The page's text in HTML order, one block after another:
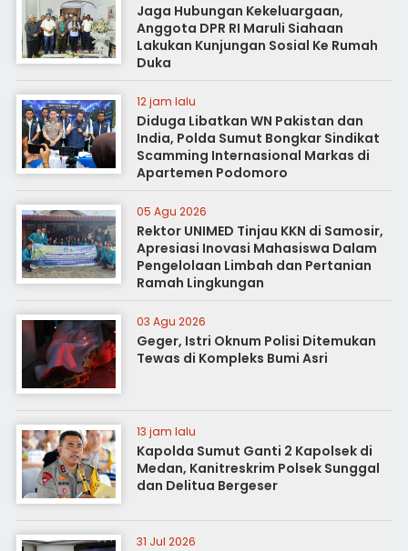
Jaga Hubungan Kekeluargaan,
Anggota DPR RI Maruli Siahaan
Lakukan Kunjungan Sosial Ke Rumah
Duka
12 jam lalu
Diduga Libatkan WN Pakistan dan
India, Polda Sumut Bongkar Sindikat
Scamming Internasional Markas di
Apartemen Podomoro
05 Agu 2026
Rektor UNIMED Tinjau KKN di Samosir,
Apresiasi Inovasi Mahasiswa Dalam
Pengelolaan Limbah dan Pertanian
Ramah Lingkungan
03 Agu 2026
Geger, Istri Oknum Polisi Ditemukan
Tewas di Kompleks Bumi Asri
13 jam lalu
Kapolda Sumut Ganti 2 Kapolsek di
Medan, Kanitreskrim Polsek Sunggal
dan Delitua Bergeser
31 Jul 2026